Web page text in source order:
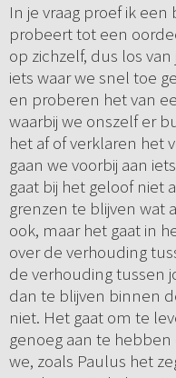
In je vraag proef ik
probeert tot een
op zichzelf, dus los
iets waar we snel toe
en proberen het van
waarbij we onszelf er
het af of verklaren het
gaan we voorbij aan
gaat bij het geloof niet
grenzen te blijven wat
ook, maar het gaat in
over de verhouding
de verhouding tussen
dan te blijven binnen
niet. Het gaat om te
genoeg aan te
we, zoals Paulus het